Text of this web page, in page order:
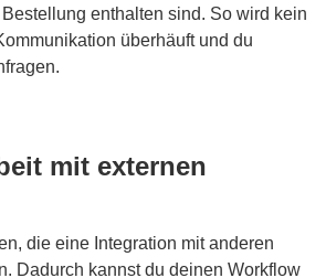
enthalten sind. So wird kein
überhäuft und du
mit externen
die eine Integration mit anderen
Dadurch kannst du deinen Workflow